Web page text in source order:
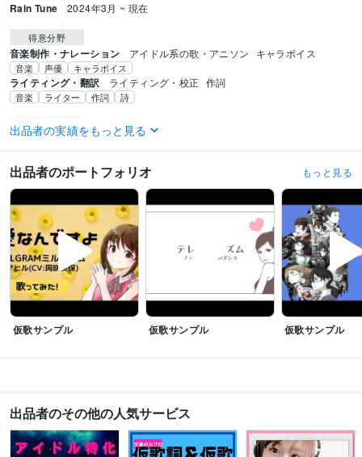
Rain Tune 2024年3月 ~ 現在
得意分野
音楽制作・ナレーション アイドル系の歌・アニソン キャラボイス
音楽 声優 キャラボイス
ライティング・翻訳 ライティング・校正 作詞
音楽 ライター 作詞 詩
学歴
学歴とか職歴ってここに必要ないと思うんですよね。だからこの仕事を始め
語学力
韓国語 日常会話レベル
出品者の実績をもっと見る
出品者のポートフォリオ もっと見る
仮歌サンプル 仮歌サンプル 仮歌サンプル
出品者のその他の人気サービス